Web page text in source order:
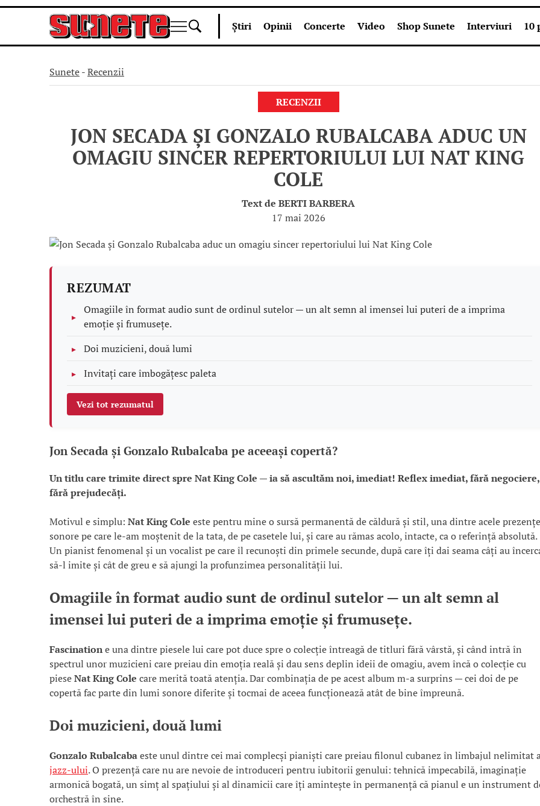
content
Știri Opinii Concerte Video Shop Sunete Interviuri 10
Sunete-Recenzii
RECENZII
JON SECADA ȘI GONZALO RUBALCABA ADUC UN
OMAGIU SINCER REPERTORIULUI LUI NAT KING
COLE
Text de BERTI BARBERA
17 mai 2026
REZUMAT
Omagiile în format audio sunt de ordinul sutelor — un alt semn al imensei lui puteri de a imprima
emoție și frumusețe.
Doi muzicieni, două lumi
Invitați care îmbogățesc paleta
Vezi tot rezumatul
Jon Secada și Gonzalo Rubalcaba pe aceeași copertă?
Un titlu care trimite direct spre Nat King Cole — ia să ascultăm noi, imediat! Reflex imediat, fără negociere,
fără prejudecăți.
Motivul e simplu: Nat King Cole este pentru mine o sursă permanentă de căldură și stil, una dintre acele prezențe
sonore pe care le-am moștenit de la tata, de pe casetele lui, și care au rămas acolo, intacte, ca o referință absolută.
Un pianist fenomenal și un vocalist pe care îl recunoști din primele secunde, după care îți dai seama câți au
să-l imite și cât de greu e să ajungi la profunzimea personalității lui.
Omagiile în format audio sunt de ordinul sutelor — un alt semn al
imensei lui puteri de a imprima emoție și frumusețe.
Fascinatione una dintre piesele lui care pot duce spre o colecție întreagă de titluri fără vârstă, și când intră în
spectrul unor muzicieni care preiau din emoția reală și dau sens deplin ideii de omagiu, avem încă o colecție cu
pieseNat King Cole care merită toată atenția. Dar combinația de pe acest album m-a surprins — cei doi de pe
copertă fac parte din lumi sonore diferite și tocmai de aceea funcționează atât de bine împreună.
Doi muzicieni, două lumi
Gonzalo Rubalcabaeste unul dintre cei mai complecși pianiști care preiau filonul cubanez în limbajul nelimitat
jazz-ului. O prezență care nu are nevoie de introduceri pentru iubitorii genului: tehnică impecabilă, imaginație
armonică bogată, un simț al spațiului și al dinamicii care îți amintește în permanență că pianul e un instrument
orchestră în sine.